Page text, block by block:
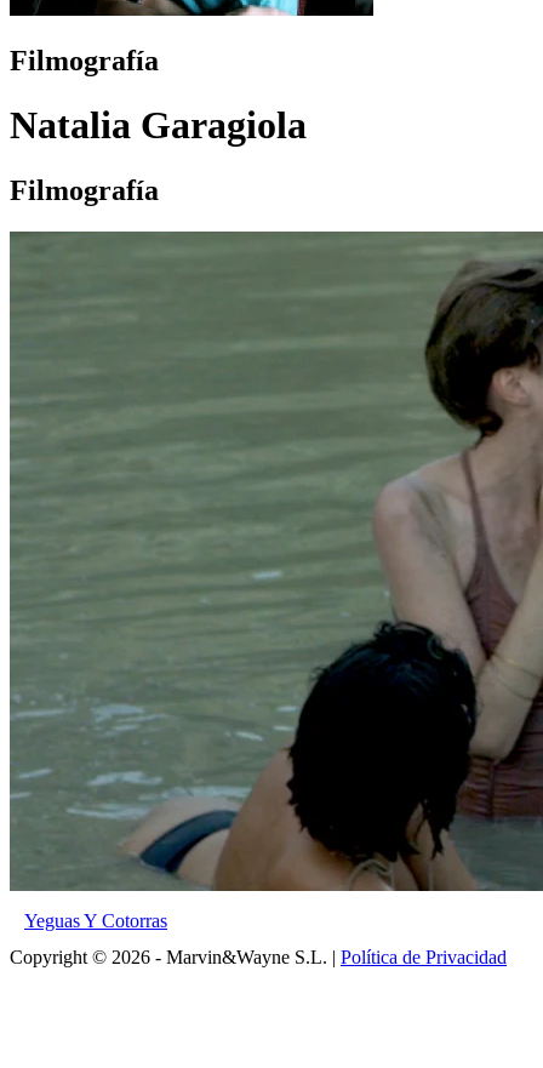
Filmografía
Natalia Garagiola
Filmografía
Yeguas Y Cotorras
Copyright © 2026 - Marvin&Wayne S.L. | Política de Privacidad